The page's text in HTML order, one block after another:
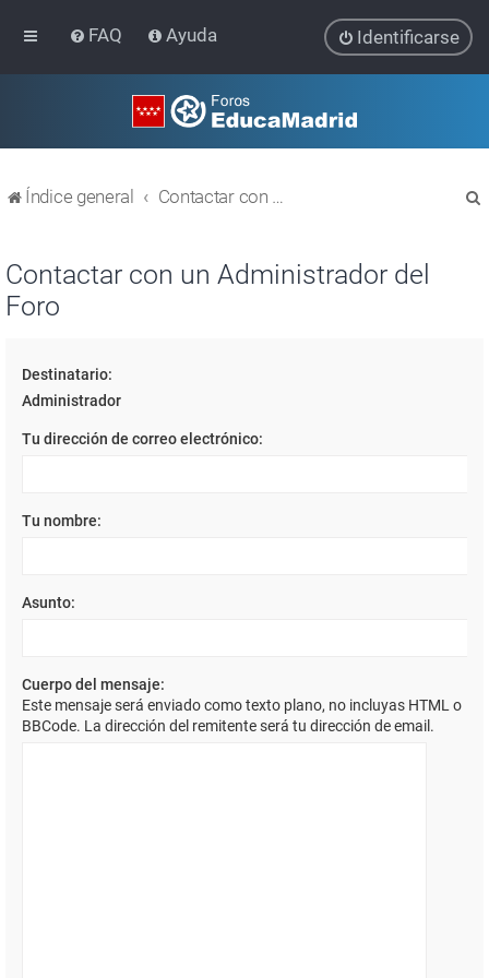
FAQ Ayuda Identificarse
Índice general Contactar con un Administrador del Foro
Contactar con un Administrador del
Foro
Destinatario:
Administrador
Tu dirección de correo electrónico:
Tu nombre:
Asunto:
Cuerpo del mensaje:
Este mensaje será enviado como texto plano, no incluyas HTML o
BBCode. La dirección del remitente será tu dirección de email.